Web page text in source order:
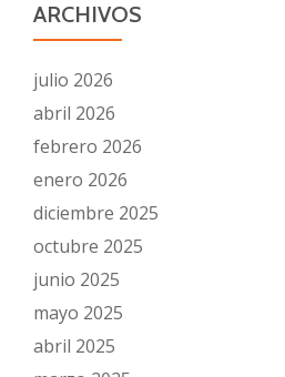
ARCHIVOS
julio 2026
abril 2026
febrero 2026
enero 2026
diciembre 2025
octubre 2025
junio 2025
mayo 2025
abril 2025